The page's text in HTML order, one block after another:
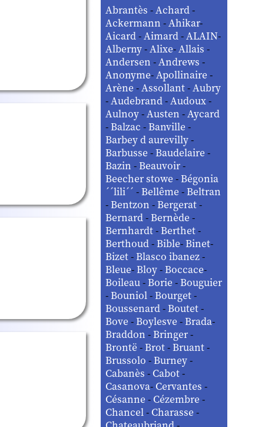
Abrantès-Achard-
Ackermann-Ahikar-
Aicard-Aimard-ALAIN-
Alberny-Alixe-Allais-
Andersen-Andrews-
Anonyme-Apollinaire-
Arène-Assollant-Aubry
-Audebrand-Audoux-
Aulnoy-Austen-Aycard
-Balzac-Banville-
Barbey d aurevilly-
Barbusse-Baudelaire-
Bazin-Beauvoir-
Beecher stowe-Bégonia
´´lili´´-Bellême-Beltran
-Bentzon-Bergerat-
Bernard-Bernède-
Bernhardt-Berthet-
Berthoud-Bible-Binet-
Bizet-Blasco ibanez-
Bleue-Bloy-Boccace-
Boileau-Borie-Bouguier
-Bouniol-Bourget-
Boussenard-Boutet-
Bove-Boylesve-Brada-
Braddon-Bringer-
Brontë-Brot-Bruant-
Brussolo-Burney-
Cabanès- Cabot-
Casanova- Cervantes-
Césanne- Cézembre-
Chancel- Charasse-